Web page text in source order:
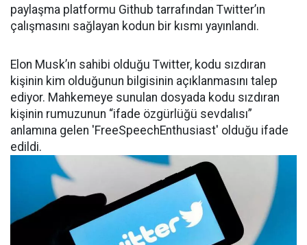
paylaşma platformu Github tarrafından Twitter’ın
çalışmasını sağlayan kodun bir kısmı yayınlandı.
Elon Musk’ın sahibi olduğu Twitter, kodu sızdıran
kişinin kim olduğunun bilgisinin açıklanmasını talep
ediyor. Mahkemeye sunulan dosyada kodu sızdıran
kişinin rumuzunun “ifade özgürlüğü sevdalısı”
anlamına gelen 'FreeSpeechEnthusiast' olduğu ifade
edildi.